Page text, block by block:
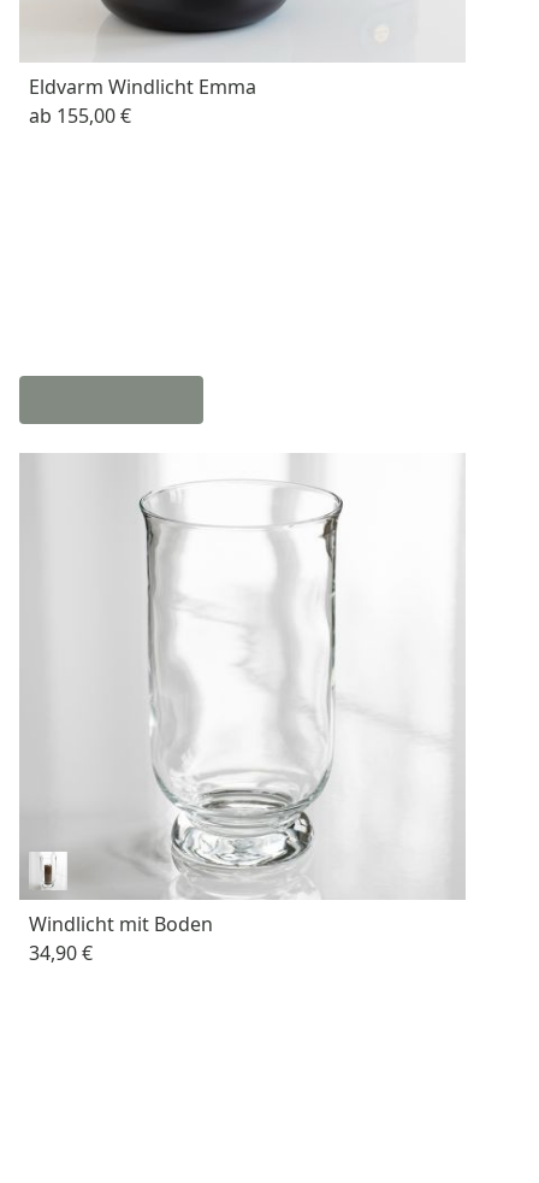
Eldvarm Windlicht Emma
ab 155,00 €
Windlicht mit Boden
34,90 €